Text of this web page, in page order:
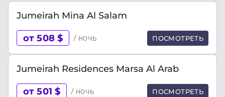
Jumeirah Mina Al Salam
от 508 $ / ночь ПОСМОТРЕТЬ
Jumeirah Residences Marsa Al Arab
от 501 $ / ночь ПОСМОТРЕТЬ